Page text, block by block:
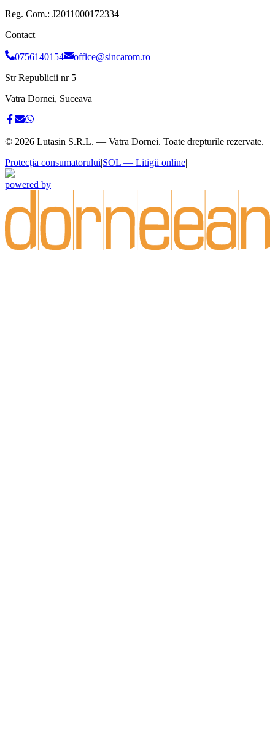
Reg. Com.: J2011000172334
Contact
0756140154
office@sincarom.ro
Str Republicii nr 5
Vatra Dornei, Suceava
© 2026 Lutasin S.R.L. — Vatra Dornei. Toate drepturile rezervate.
Protecția consumatorului|SOL — Litigii online|
powered by